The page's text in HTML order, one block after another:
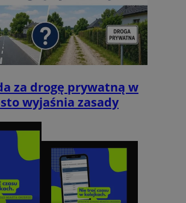
za drogę prywatną w
wyjaśnia zasady